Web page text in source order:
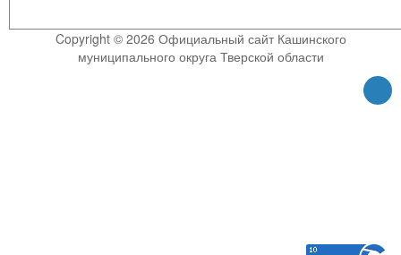
Copyright © 2026 Официальный сайт Кашинского
муниципального округа Тверской области